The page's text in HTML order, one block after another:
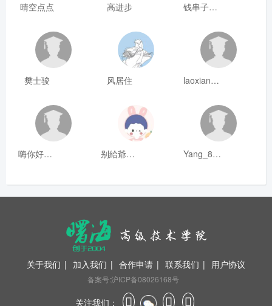
晴空点点 高进步 钱串子123
樊士骏 风居住 laoxianrou
嗨你好8mm 别給爺装纯 Yang_811
关于我们 | 加入我们 | 合作申请 | 联系我们 | 用户协议
备案号:沪ICP备08026168号
关注我们：